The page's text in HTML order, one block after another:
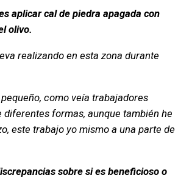
aplicar cal de piedra apagada con
olivo.
realizando en esta zona durante
como veía trabajadores
diferentes formas, aunque también he
este trabajo yo mismo a una parte de
sobre si es beneficioso o